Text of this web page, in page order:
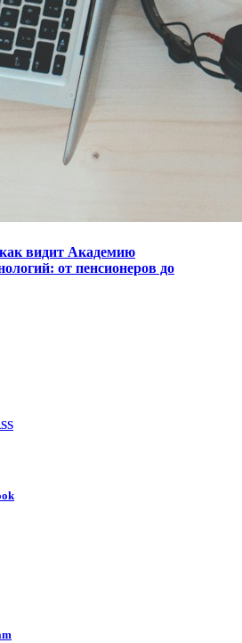
видит Академию
от пенсионеров до